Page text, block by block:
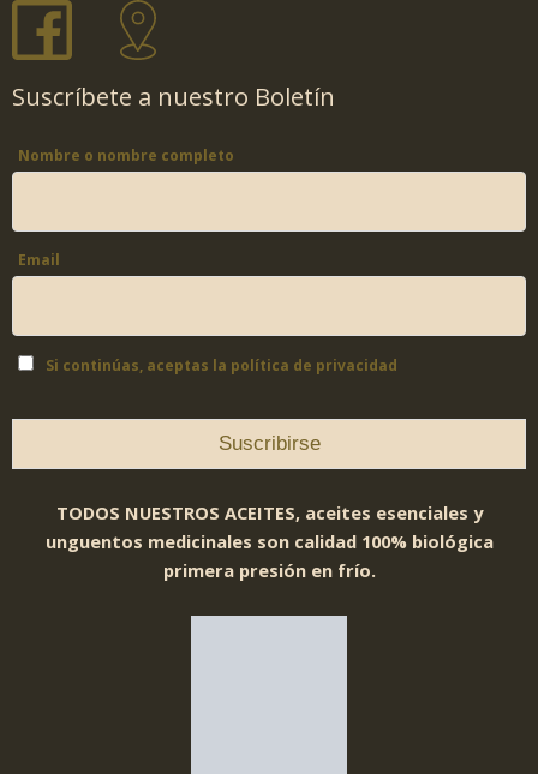
Suscríbete a nuestro Boletín
Nombre o nombre completo
Email
Si continúas, aceptas la política de privacidad
TODOS NUESTROS ACEITES, aceites esenciales y
unguentos medicinales son calidad 100% biológica
primera presión en frío.